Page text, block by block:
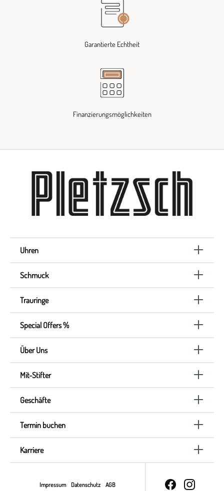
Garantierte Echtheit
Finanzierungsmöglichkeiten
Uhren
Schmuck
Trauringe
Special Offers %
Über Uns
Mit-Stifter
Geschäfte
Termin buchen
Karriere
Impressum Datenschutz AGB